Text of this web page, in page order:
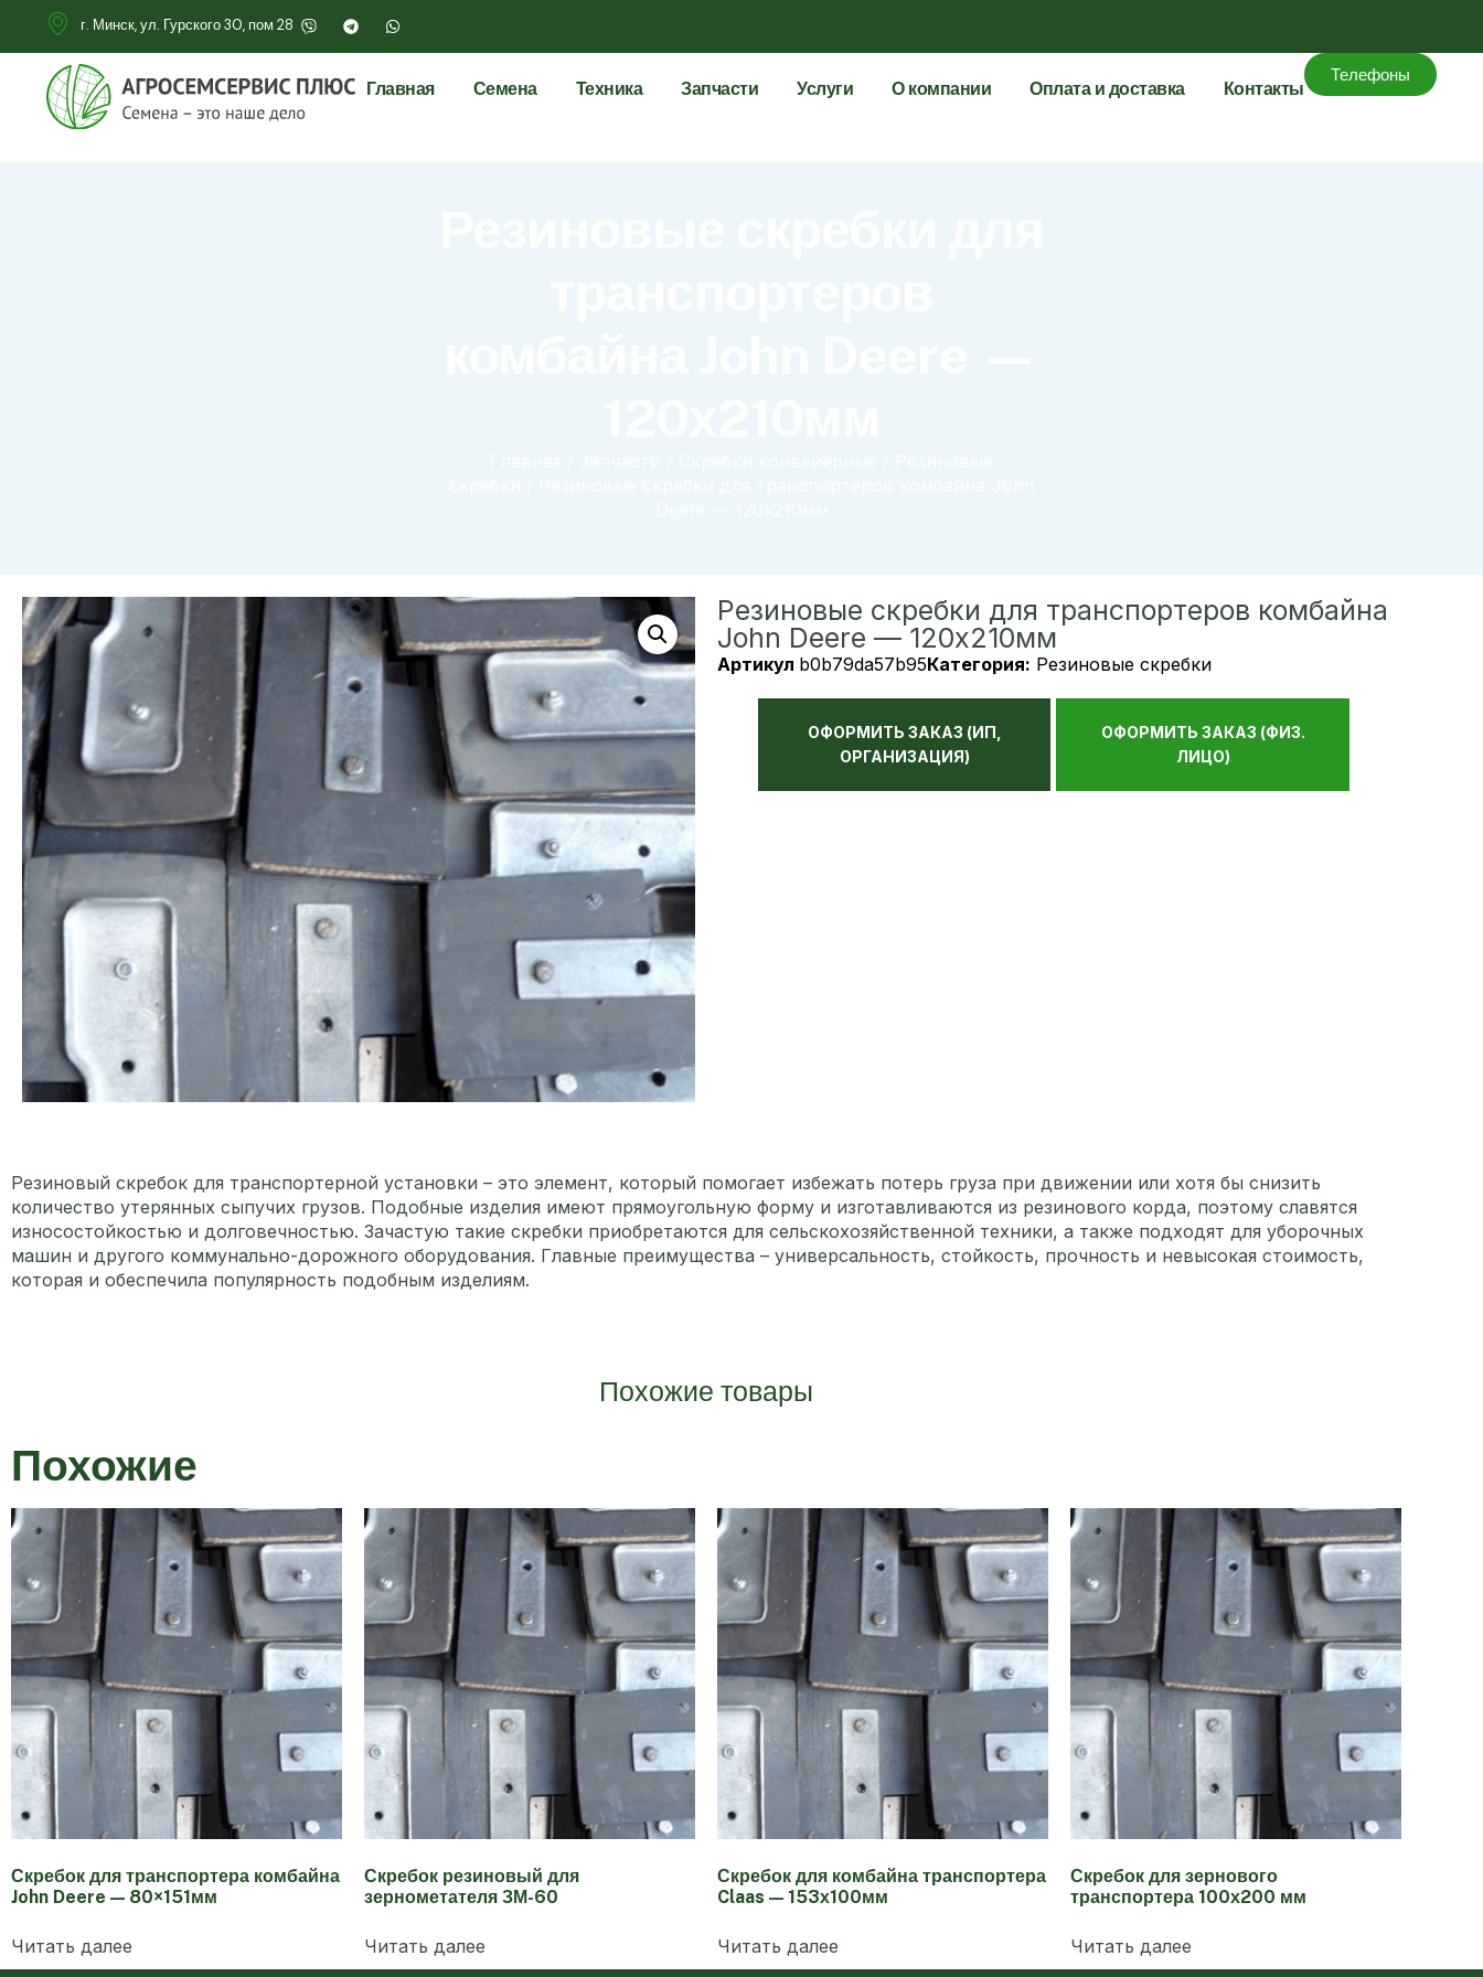
г. Минск, ул. Гурского 30, пом 28
Главная Семена Техника Запчасти Услуги О компании Оплата и доставка Контакты
Телефоны
Резиновые скребки для транспортеров комбайна
John Deere — 120х210мм
Артикул b0b79da57b95Категория: Резиновые скребки
ОФОРМИТЬ ЗАКАЗ (ИП,
ОРГАНИЗАЦИЯ)
ОФОРМИТЬ ЗАКАЗ (ФИЗ.
ЛИЦО)
Резиновый скребок для транспортерной установки – это элемент, который помогает избежать потерь груза при движении или хотя бы снизить
количество утерянных сыпучих грузов. Подобные изделия имеют прямоугольную форму и изготавливаются из резинового корда, поэтому славятся
износостойкостью и долговечностью. Зачастую такие скребки приобретаются для сельскохозяйственной техники, а также подходят для уборочных
машин и другого коммунально-дорожного оборудования. Главные преимущества – универсальность, стойкость, прочность и невысокая стоимость,
которая и обеспечила популярность подобным изделиям.
Похожие товары
Похожие
Скребок для транспортера комбайна
John Deere — 80×151мм
Читать далее
Скребок резиновый для
зернометателя ЗМ-60
Читать далее
Скребок для комбайна транспортера
Claas — 153х100мм
Читать далее
Скребок для зернового
транспортера 100х200 мм
Читать далее